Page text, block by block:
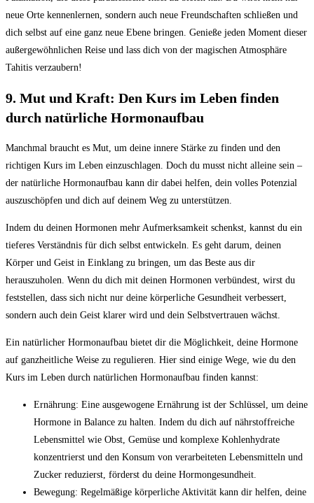
neue Orte⁣ kennenlernen, sondern auch ⁣neue Freundschaften schließen und⁤
dich⁣ selbst auf eine ⁤ganz ‍neue Ebene⁤ bringen. Genieße⁤ jeden Moment dieser
außergewöhnlichen Reise ‌und lass dich von ⁣der magischen Atmosphäre
Tahitis ⁤verzaubern!
9. Mut und Kraft: Den⁢ Kurs im Leben finden
durch natürliche Hormonaufbau
Manchmal ​braucht es Mut,⁤ um deine innere ​Stärke zu finden und den⁤
richtigen​ Kurs ⁣im‍ Leben einzuschlagen. Doch du⁢ musst ‌nicht‌ alleine sein –
der natürliche⁢ Hormonaufbau kann dir dabei ‌helfen,‍ dein volles‍ Potenzial⁤
auszuschöpfen⁢ und⁣ dich auf⁣ deinem Weg ⁢zu⁤ unterstützen.
Indem⁢ du deinen Hormonen mehr ‌Aufmerksamkeit schenkst, kannst du⁢ ein
tieferes Verständnis⁤ für dich selbst entwickeln.​ Es geht darum, deinen
Körper und Geist in Einklang zu bringen,⁤ um das Beste aus dir⁣
herauszuholen.‍ Wenn du dich mit ⁣deinen Hormonen⁤ verbündest, wirst du
⁤feststellen, dass sich nicht​ nur deine ⁢körperliche Gesundheit verbessert,
sondern​ auch dein Geist klarer wird und dein Selbstvertrauen wächst.
Ein natürlicher Hormonaufbau bietet‌ dir⁣ die Möglichkeit, deine⁣ Hormone
auf ganzheitliche Weise zu regulieren. ​Hier ⁤sind einige⁤ Wege, wie du den⁤
Kurs im ‌Leben durch‍ natürlichen⁣ Hormonaufbau finden⁣ kannst:
Ernährung: Eine ausgewogene Ernährung‌ ist der Schlüssel, um deine
⁢Hormone in Balance zu ⁣halten. Indem du dich auf nährstoffreiche
Lebensmittel wie ⁤Obst, Gemüse ⁢und komplexe‌ Kohlenhydrate
konzentrierst⁣ und den⁤ Konsum von ⁢verarbeiteten Lebensmitteln und
Zucker‌ reduzierst, förderst du deine Hormongesundheit.
Bewegung: ​Regelmäßige körperliche Aktivität kann ⁤dir helfen, deine